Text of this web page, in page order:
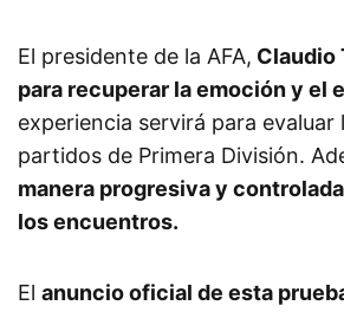
El presidente de la AFA, Claudio
para recuperar la emoción y el
experiencia servirá para
partidos de Primera División.
manera progresiva y
los encuentros.
El anuncio oficial de esta